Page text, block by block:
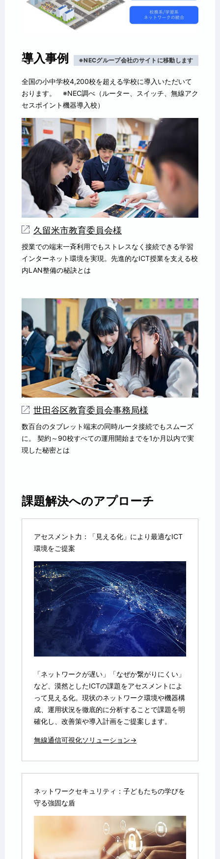
導入事例 ※NECグループ会社のサイトに移動します
全国の小中学校4,200校を超える学校に導入いただいて
おります。 ※NEC調べ（ルーター、スイッチ、無線アク
セスポイント機器導入校）
授業での端末一斉利用でもストレスなく接続できる学習
インターネット環境を実現。先進的なICT授業を支える校
内LAN整備の秘訣とは
久留米市教育委員会様
数百台のタブレット端末の同時ルータ接続でもスムーズ
に。 契約～90校すべての運用開始までを1か月以内で実
現した秘密とは
世田谷区教育委員会事務局様
課題解決へのアプローチ
アセスメント力：「見える化」により最適なICT
環境をご提案
「ネットワークが遅い」「なぜか繋がりにくい」
など、漠然としたICTの課題をアセスメントによ
って見える化。現状のネットワーク環境や機器構
成、運用状況を徹底的に分析することで課題を明
確化し、改善策や導入計画をご提案します。
無線通信可視化ソリューション→
ネットワークセキュリティ：子どもたちの学びを
守る強固な盾